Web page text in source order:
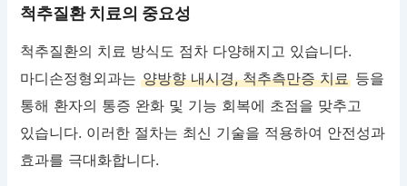
척추질환 치료의 중요성
척추질환의 치료 방식도 점차 다양해지고 있습니다.
마디손정형외과는양방향 내시경, 척추측만증 치료 등을
통해 환자의 통증 완화 및 기능 회복에 초점을 맞추고
있습니다. 이러한 절차는 최신 기술을 적용하여 안전성과
효과를 극대화합니다.